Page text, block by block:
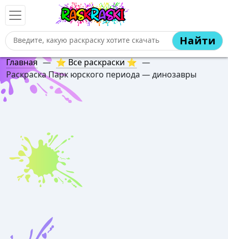
Найти
Главная — ⭐ Все раскраски ⭐ —
Раскраска Парк юрского периода — динозавры